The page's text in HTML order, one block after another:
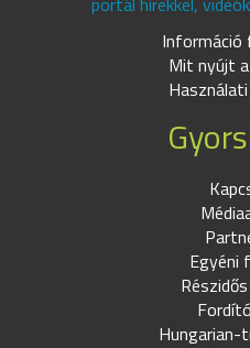
Információ
Mit nyújt
Egyéni
Hungarian-